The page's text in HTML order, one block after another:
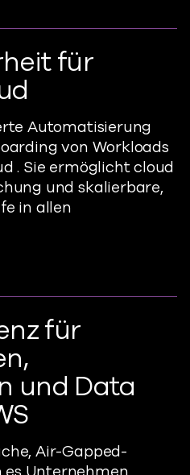
für
Automatisierung
von Workloads
. Sie ermöglicht cloud
und skalierbare,
in allen
für
und Data
Air-Gapped-